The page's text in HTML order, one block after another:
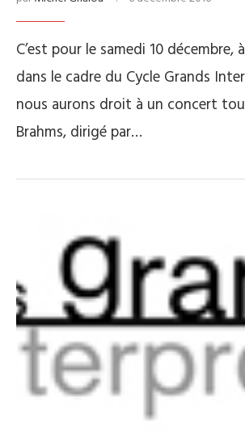
C’est pour le samedi 10 décembre,
dans le cadre du Cycle Grands
nous aurons droit à un concert
Brahms, dirigé par…